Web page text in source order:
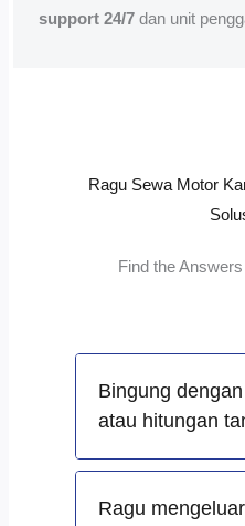
support 24/7dan unit
Ragu Sewa Motor
Find the
Bingung
atau hitungan
Ragu